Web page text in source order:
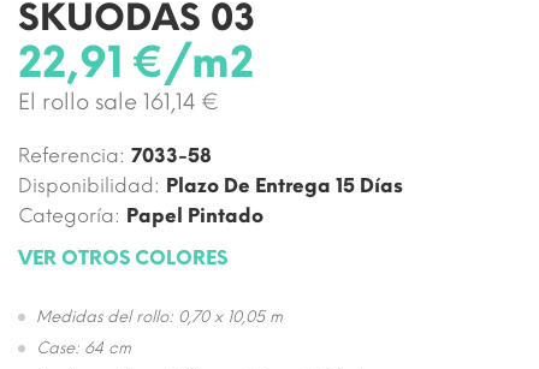
SKUODAS 03
22,91 €/m2
El rollo sale 161,14 €
Referencia: 7033-58
Disponibilidad: Plazo De Entrega 15 Días
Categoría: Papel Pintado
VER OTROS COLORES
Medidas del rollo: 0,70 x 10,05 m
Case: 64 cm